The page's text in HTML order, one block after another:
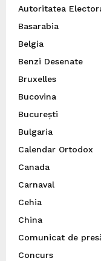
Autoritatea
Basarabia
Belgia
Benzi Desenate
Bruxelles
Bucovina
București
Bulgaria
Calendar Ortodox
Canada
Carnaval
Cehia
China
Comunicat de
Concurs